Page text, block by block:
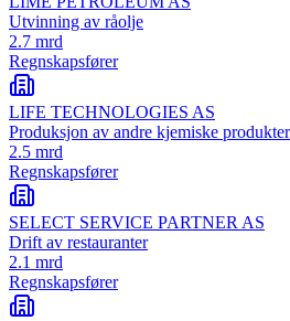
Utvinning av råolje
2.7 mrd
Regnskapsfører
LIFE TECHNOLOGIES AS
Produksjon av andre kjemiske
2.5 mrd
Regnskapsfører
SELECT SERVICE PARTNER AS
Drift av restauranter
2.1 mrd
Regnskapsfører